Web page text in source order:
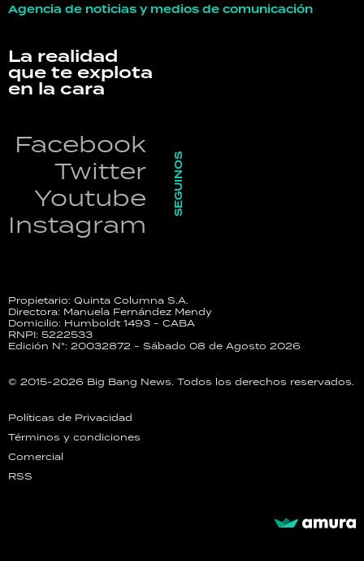
Agencia de noticias y medios de comunicación
La realidad
que te explota
en la cara
Facebook
Twitter
Youtube
Instagram
SEGUINOS
Propietario: Quinta Columna S.A.
Directora: Manuela Fernández Mendy
Domicilio: Humboldt 1493 - CABA
RNPI: 5222533
Edición N°: 20032872 - Sábado 08 de Agosto 2026
© 2015-2026 Big Bang News. Todos los derechos reservados.
Políticas de Privacidad
Términos y condiciones
Comercial
RSS